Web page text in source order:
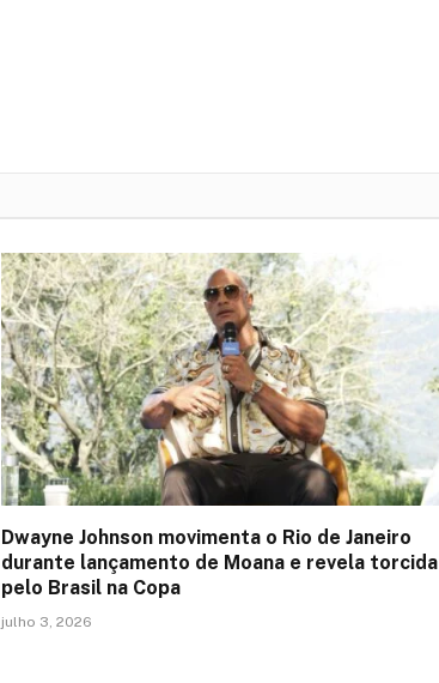
Dwayne Johnson movimenta o Rio de Janeiro
durante lançamento de Moana e revela torcida
pelo Brasil na Copa
julho 3, 2026